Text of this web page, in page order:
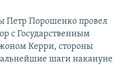
Петр Порошенко провел
с Государственным
Керри, стороны
шаги накануне